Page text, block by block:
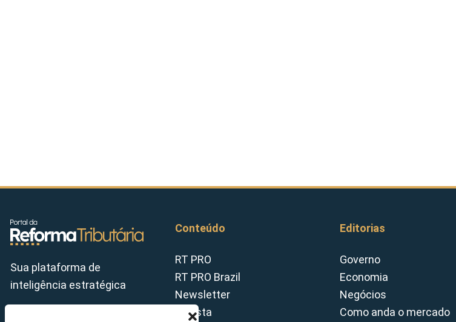
Sua plataforma de
inteligência estratégica
Conteúdo
RT PRO
RT PRO Brazil
Newsletter
Revista
Editorias
Governo
Economia
Negócios
Como anda o mercado